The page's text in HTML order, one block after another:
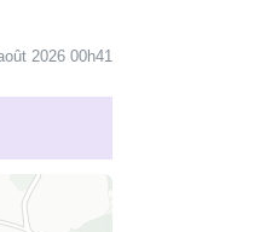
2026 00h41